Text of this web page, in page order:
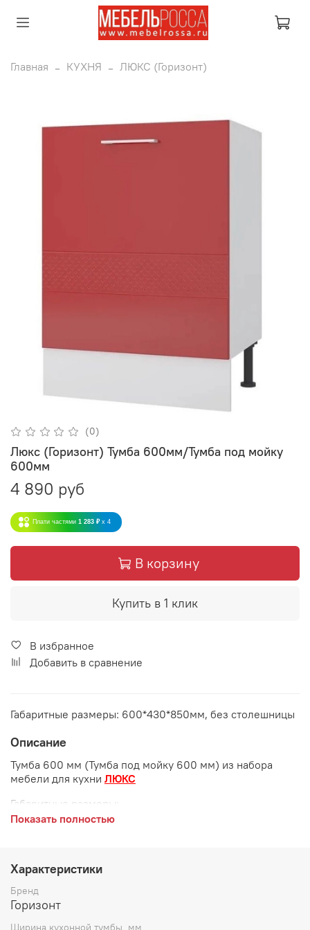
Главная КУХНЯ ЛЮКС (Горизонт)
(0)
Люкс (Горизонт) Тумба 600мм/Тумба под мойку
600мм
4 890 руб
Плати частями 1 283 ₽ x 4
В корзину
Купить в 1 клик
В избранное
Добавить в сравнение
Габаритные размеры: 600*430*850мм, без столешницы
Описание
Тумба 600 мм (Тумба под мойку 600 мм) из набора
мебели для кухни ЛЮКС
Габаритные размеры:
высота 850 мм
Возможные расцветки фасадов:
Показать полностью
Характеристики
Бренд
Горизонт
Ширина кухонной тумбы, мм